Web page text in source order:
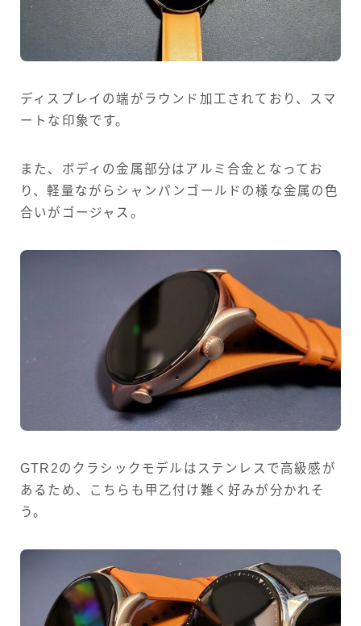
ディスプレイの端がラウンド加工されており、スマ
ートな印象です。
また、ボディの金属部分はアルミ合金となってお
り、軽量ながらシャンパンゴールドの様な金属の色
合いがゴージャス。
GTR2のクラシックモデルはステンレスで高級感が
あるため、こちらも甲乙付け難く好みが分かれそ
う。